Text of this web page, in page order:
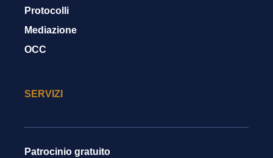
Protocolli
Mediazione
OCC
SERVIZI
Patrocinio gratuito